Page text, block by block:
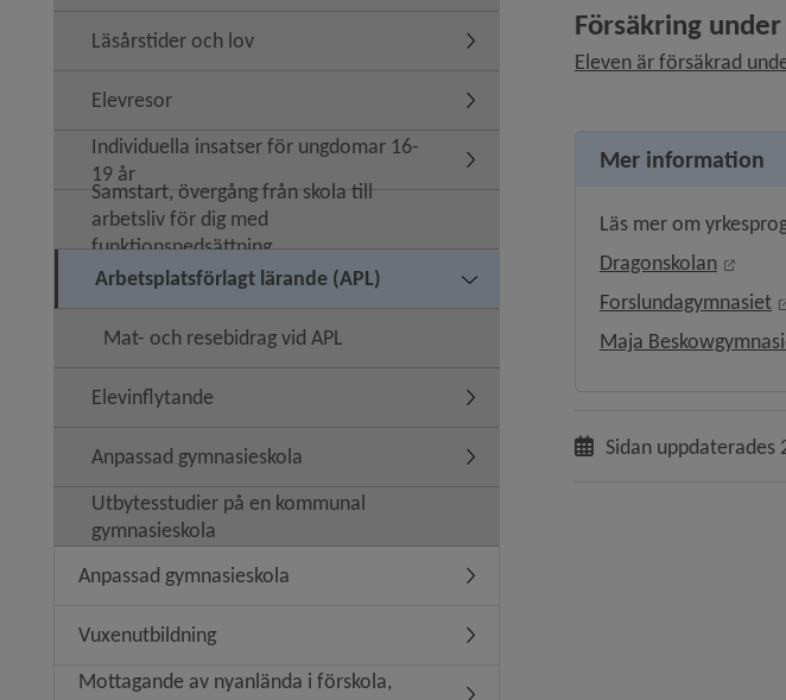
Läsårstider och lov Undermeny för Läsårstider och lov
Elevresor Undermeny för Elevresor
Individuella insatser för ungdomar 16-
19 år
Undermeny för Individuella insatser för
Samstart, övergång från skola till
arbetsliv för dig med
funktionsnedsättning
Arbetsplatsförlagt lärande (APL)
Undermeny för Arbetsplatsförlagt lärande (APL)
Mat- och resebidrag vid APL
Elevinflytande Undermeny för Elevinflytande
Anpassad gymnasieskola Undermeny för Anpassad gymnasieskola
Utbytesstudier på en kommunal
gymnasieskola
Anpassad gymnasieskola
Undermeny för Anpassad gymnasieskola
Vuxenutbildning Undermeny för Vuxenutbildning
Mottagande av nyanlända i förskola,
Försäkring under
Eleven är försäkrad
Mer information
Läs mer om
Dragonskolan
Länk
Forslundagymnasiet
Maja
Sidan uppdaterades